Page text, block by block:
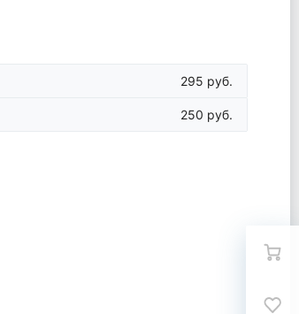
295 руб.
250 руб.